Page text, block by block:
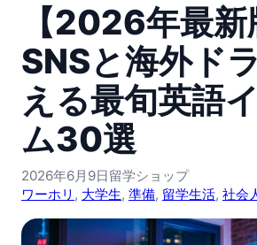
【2026年最新
SNSと海外ド
える最旬英語
ム30選
2026年6月9日留学ショップ
ワーホリ , 大学生, 準備, 留学生活, 社会